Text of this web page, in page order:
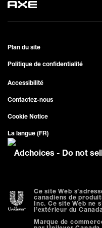
Plan du site
Politique de confidentialité
Accessibilité
Contactez-nous
Cookie Notice
La langue (FR)
Adchoices - Do not
Ce site Web
canadiens de
Inc. Ce site Web ne
l’extérieur du
Marque de